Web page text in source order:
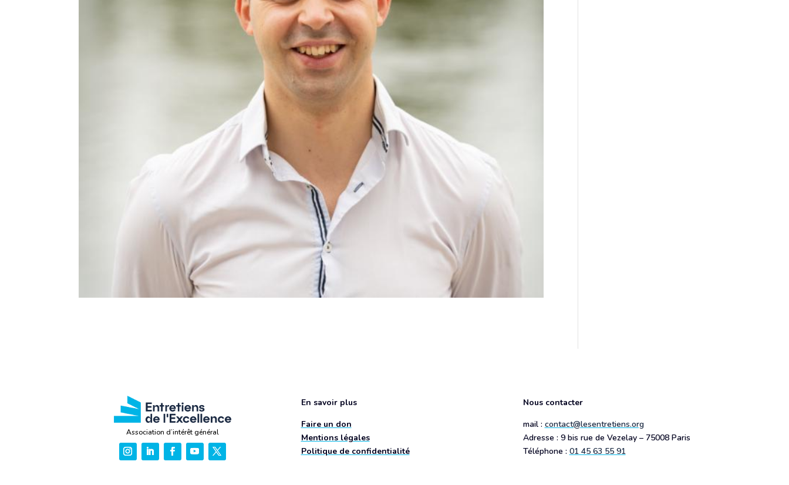
Association d’intérêt général
En savoir plus
Faire un don
Mentions légales
Politique de confidentialité
Nous contacter
mail : contact@lesentretiens.org
Adresse : 9 bis rue de Vezelay – 75008 Paris
Téléphone : 01 45 63 55 91